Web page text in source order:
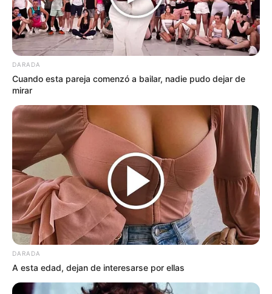
2. Compresa Calmante para la
Piel
Ingredientes:
1 cucharada de hojas secas de
manzanilla
1 taza de agua caliente
Gasa o paño limpio
Preparación:
DARADA
Cuando esta pareja comenzó a bailar, nadie pudo dejar de
mirar
DARADA
A esta edad, dejan de interesarse por ellas